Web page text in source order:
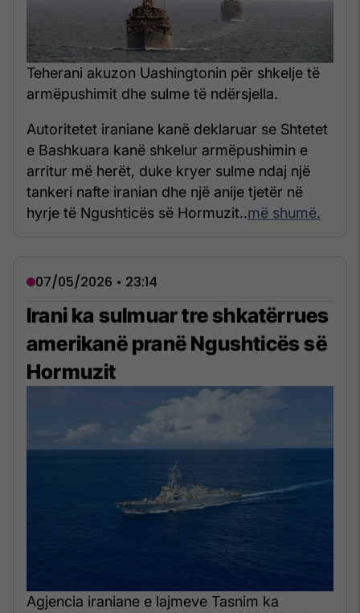
Teherani akuzon Uashingtonin për shkelje të
armëpushimit dhe sulme të ndërsjella.
Autoritetet iraniane kanë deklaruar se Shtetet
e Bashkuara kanë shkelur armëpushimin e
arritur më herët, duke kryer sulme ndaj një
tankeri nafte iranian dhe një anije tjetër në
hyrje të Ngushticës së Hormuzit..më shumë.
07/05/2026 • 23:14
Irani ka sulmuar tre shkatërrues
amerikanë pranë Ngushticës së
Hormuzit
Agjencia iraniane e lajmeve Tasnim ka